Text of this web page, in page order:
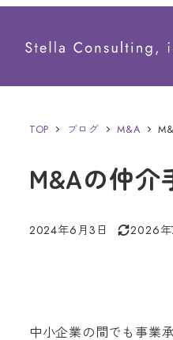
TOP ブログ M&A
M&Aの仲介
2024年6月3日
更新日
2026年
中小企業の間でも事業